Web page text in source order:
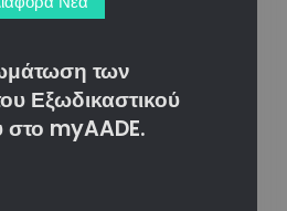
Δεν
έχει
οριστεί
των
Εξωδικαστικού
myAADE.